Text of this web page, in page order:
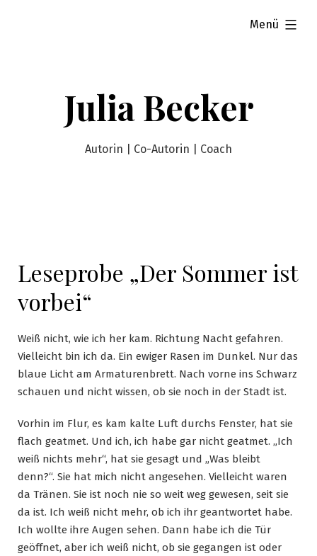
Julia Becker
Autorin | Co-Autorin | Coach
Menü
aufgeklappt
Leseprobe „Der Sommer ist
vorbei“
Weiß nicht, wie ich her kam. Richtung Nacht gefahren.
Vielleicht bin ich da. Ein ewiger Rasen im Dunkel. Nur das
blaue Licht am Armaturenbrett. Nach vorne ins Schwarz
schauen und nicht wissen, ob sie noch in der Stadt ist.
Vorhin im Flur, es kam kalte Luft durchs Fenster, hat sie
flach geatmet. Und ich, ich habe gar nicht geatmet. „Ich
weiß nichts mehr“, hat sie gesagt und „Was bleibt
denn?“. Sie hat mich nicht angesehen. Vielleicht waren
da Tränen. Sie ist noch nie so weit weg gewesen, seit sie
da ist. Ich weiß nicht mehr, ob ich ihr geantwortet habe.
Ich wollte ihre Augen sehen. Dann habe ich die Tür
geöffnet, aber ich weiß nicht, ob sie gegangen ist oder